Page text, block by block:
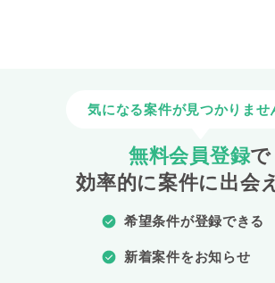
気になる案件が見つかりませ
無料会員登録で
効率的に案件に出会
希望条件が登録できる
新着案件をお知らせ